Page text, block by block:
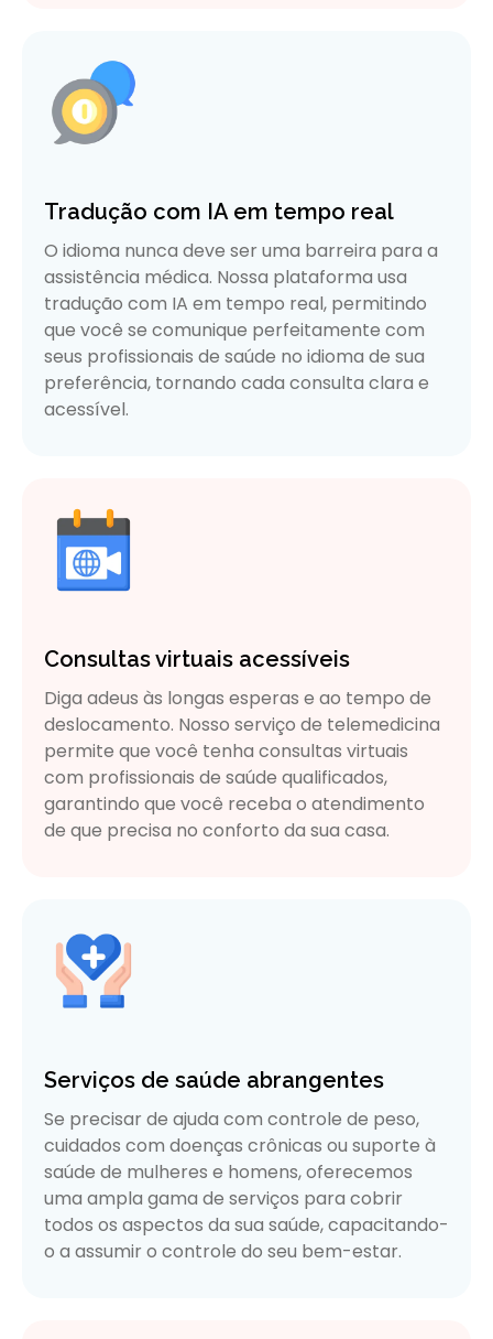
Tradução com IA em tempo real
O idioma nunca deve ser uma barreira para a
assistência médica. Nossa plataforma usa
tradução com IA em tempo real, permitindo
que você se comunique perfeitamente com
seus profissionais de saúde no idioma de sua
preferência, tornando cada consulta clara e
acessível.
Consultas virtuais acessíveis
Diga adeus às longas esperas e ao tempo de
deslocamento. Nosso serviço de telemedicina
permite que você tenha consultas virtuais
com profissionais de saúde qualificados,
garantindo que você receba o atendimento
de que precisa no conforto da sua casa.
Serviços de saúde abrangentes
Se precisar de ajuda com controle de peso,
cuidados com doenças crônicas ou suporte à
saúde de mulheres e homens, oferecemos
uma ampla gama de serviços para cobrir
todos os aspectos da sua saúde, capacitando-
o a assumir o controle do seu bem-estar.